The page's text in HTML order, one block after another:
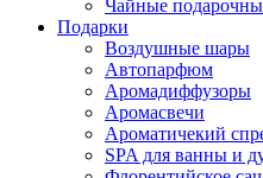
Чайные
Подарки
Воздушные шары
Автопарфюм
Аромадиффузоры
Аромасвечи
Ароматичекий
SPA для ванны и